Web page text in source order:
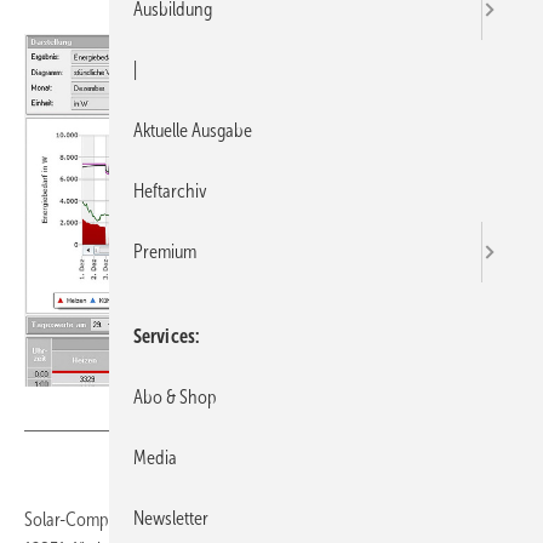
Solar-Computer bietet neben der statischen „Heizlast nach DIN EN
Ausbildung
Aktuelle Ausgabe
Heftarchiv
Premium
Services
Abo & Shop
Media
Newsletter